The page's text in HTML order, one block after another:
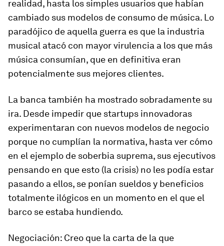
realidad, hasta los simples usuarios que habían
cambiado sus modelos de consumo de música. Lo
paradójico de aquella guerra es que la industria
musical atacó con mayor virulencia a los que más
música consumían, que en definitiva eran
potencialmente sus mejores clientes.
La banca también ha mostrado sobradamente su
ira. Desde impedir que startups innovadoras
experimentaran con nuevos modelos de negocio
porque no cumplían la normativa, hasta ver cómo
en el ejemplo de soberbia suprema, sus ejecutivos
pensando en que esto (la crisis) no les podía estar
pasando a ellos, se ponían sueldos y beneficios
totalmente ilógicos en un momento en el que el
barco se estaba hundiendo.
Negociación: Creo que la carta de la que